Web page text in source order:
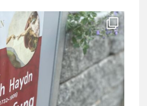
stuttgarter_oratorienchor
Juli 23